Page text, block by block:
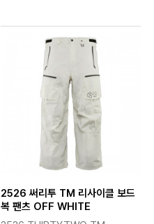
2526 써리투 TM 리사이클 보드
복 팬츠 OFF WHITE